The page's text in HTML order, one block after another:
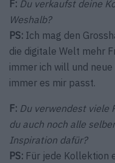
F: Du verkaufst deine
Weshalb?
PS: Ich mag den
die digitale Welt mehr
immer ich will und
immer es mir passt.
F: Du verwendest viele
du auch noch alle
Inspira­tion dafür?
PS: Für jede Kollektion